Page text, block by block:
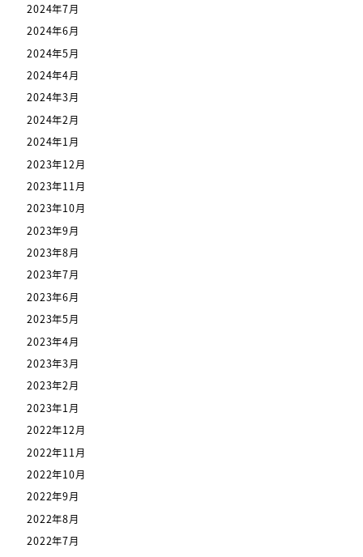
2024年7月
2024年6月
2024年5月
2024年4月
2024年3月
2024年2月
2024年1月
2023年12月
2023年11月
2023年10月
2023年9月
2023年8月
2023年7月
2023年6月
2023年5月
2023年4月
2023年3月
2023年2月
2023年1月
2022年12月
2022年11月
2022年10月
2022年9月
2022年8月
2022年7月